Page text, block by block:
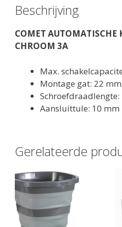
Beschrijving
COMET
CHROOM 3A
Max.
Montage gat: 22 mm
Schroefdraadlengte:
Aansluittule: 10 mm
Gerelateerde